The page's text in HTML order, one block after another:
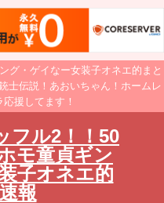
グ・ゲイなー女装子オネエ的まと
士伝説！あおいちゃん！ホームレ
援してます！
フル2！！50
モ童貞ギン
子オネエ的
報